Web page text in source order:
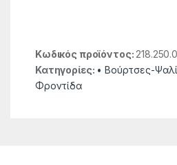
Κωδικός προϊόντος:
Κατηγορίες: • Βούρτσες-
Φροντίδα